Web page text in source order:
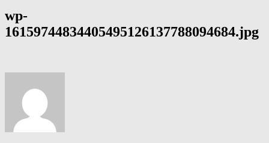
wp-
16159744834405495126137788094684.jpg